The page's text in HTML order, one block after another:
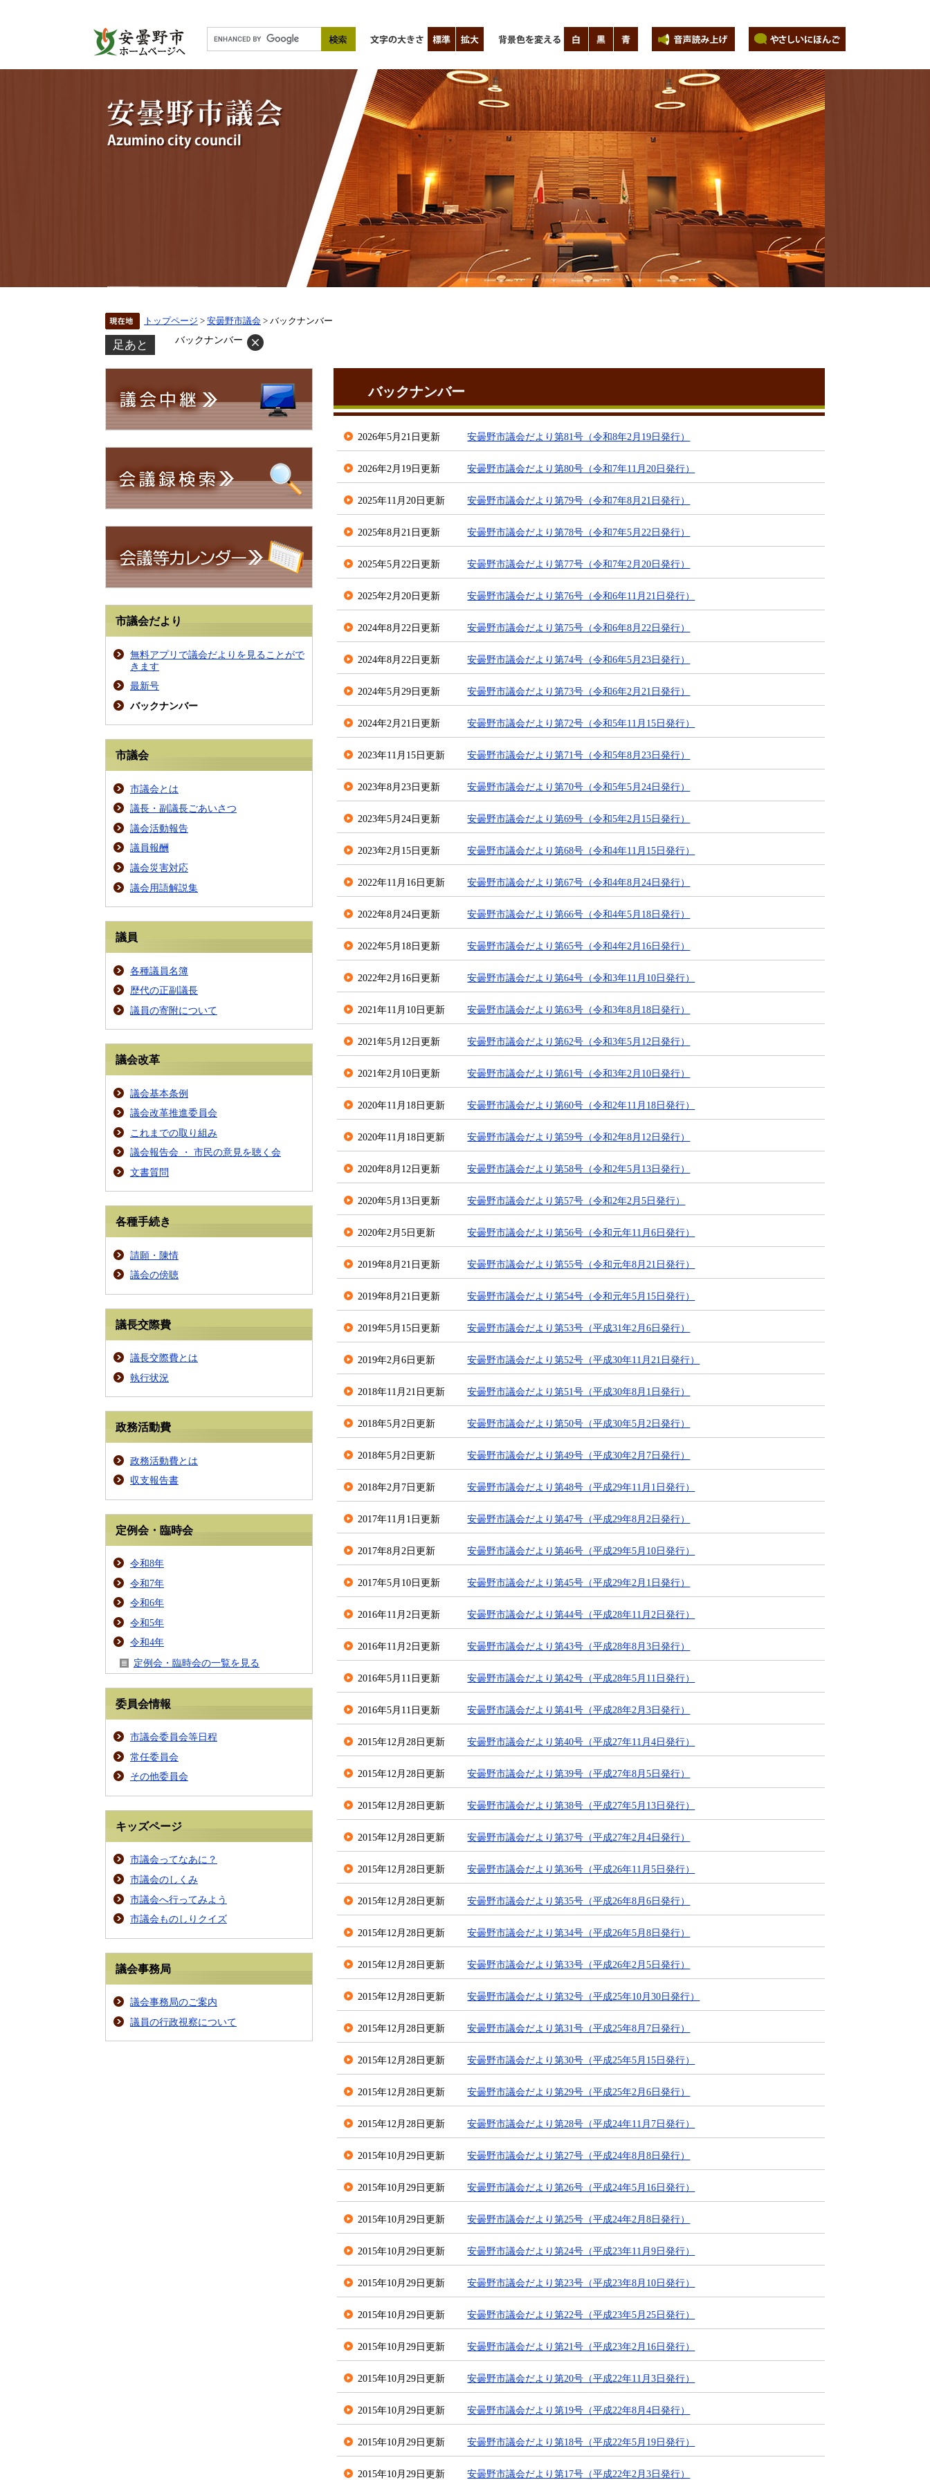
トップページ > 安曇野市議会 > バックナンバー
足あと バックナンバー
バックナンバー
2026年5月21日更新 安曇野市議会だより第81号（令和8年2月19日発行）
2026年2月19日更新 安曇野市議会だより第80号（令和7年11月20日発行）
2025年11月20日更新 安曇野市議会だより第79号（令和7年8月21日発行）
2025年8月21日更新 安曇野市議会だより第78号（令和7年5月22日発行）
2025年5月22日更新 安曇野市議会だより第77号（令和7年2月20日発行）
2025年2月20日更新 安曇野市議会だより第76号（令和6年11月21日発行）
2024年8月22日更新 安曇野市議会だより第75号（令和6年8月22日発行）
2024年8月22日更新 安曇野市議会だより第74号（令和6年5月23日発行）
2024年5月29日更新 安曇野市議会だより第73号（令和6年2月21日発行）
2024年2月21日更新 安曇野市議会だより第72号（令和5年11月15日発行）
2023年11月15日更新 安曇野市議会だより第71号（令和5年8月23日発行）
2023年8月23日更新 安曇野市議会だより第70号（令和5年5月24日発行）
2023年5月24日更新 安曇野市議会だより第69号（令和5年2月15日発行）
2023年2月15日更新 安曇野市議会だより第68号（令和4年11月15日発行）
2022年11月16日更新 安曇野市議会だより第67号（令和4年8月24日発行）
2022年8月24日更新 安曇野市議会だより第66号（令和4年5月18日発行）
2022年5月18日更新 安曇野市議会だより第65号（令和4年2月16日発行）
2022年2月16日更新 安曇野市議会だより第64号（令和3年11月10日発行）
2021年11月10日更新 安曇野市議会だより第63号（令和3年8月18日発行）
2021年5月12日更新 安曇野市議会だより第62号（令和3年5月12日発行）
2021年2月10日更新 安曇野市議会だより第61号（令和3年2月10日発行）
2020年11月18日更新 安曇野市議会だより第60号（令和2年11月18日発行）
2020年11月18日更新 安曇野市議会だより第59号（令和2年8月12日発行）
2020年8月12日更新 安曇野市議会だより第58号（令和2年5月13日発行）
2020年5月13日更新 安曇野市議会だより第57号（令和2年2月5日発行）
2020年2月5日更新 安曇野市議会だより第56号（令和元年11月6日発行）
2019年8月21日更新 安曇野市議会だより第55号（令和元年8月21日発行）
2019年8月21日更新 安曇野市議会だより第54号（令和元年5月15日発行）
2019年5月15日更新 安曇野市議会だより第53号（平成31年2月6日発行）
2019年2月6日更新 安曇野市議会だより第52号（平成30年11月21日発行）
2018年11月21日更新 安曇野市議会だより第51号（平成30年8月1日発行）
2018年5月2日更新 安曇野市議会だより第50号（平成30年5月2日発行）
2018年5月2日更新 安曇野市議会だより第49号（平成30年2月7日発行）
2018年2月7日更新 安曇野市議会だより第48号（平成29年11月1日発行）
2017年11月1日更新 安曇野市議会だより第47号（平成29年8月2日発行）
2017年8月2日更新 安曇野市議会だより第46号（平成29年5月10日発行）
2017年5月10日更新 安曇野市議会だより第45号（平成29年2月1日発行）
2016年11月2日更新 安曇野市議会だより第44号（平成28年11月2日発行）
2016年11月2日更新 安曇野市議会だより第43号（平成28年8月3日発行）
2016年5月11日更新 安曇野市議会だより第42号（平成28年5月11日発行）
2016年5月11日更新 安曇野市議会だより第41号（平成28年2月3日発行）
2015年12月28日更新 安曇野市議会だより第40号（平成27年11月4日発行）
2015年12月28日更新 安曇野市議会だより第39号（平成27年8月5日発行）
2015年12月28日更新 安曇野市議会だより第38号（平成27年5月13日発行）
2015年12月28日更新 安曇野市議会だより第37号（平成27年2月4日発行）
2015年12月28日更新 安曇野市議会だより第36号（平成26年11月5日発行）
2015年12月28日更新 安曇野市議会だより第35号（平成26年8月6日発行）
2015年12月28日更新 安曇野市議会だより第34号（平成26年5月8日発行）
2015年12月28日更新 安曇野市議会だより第33号（平成26年2月5日発行）
2015年12月28日更新 安曇野市議会だより第32号（平成25年10月30日発行）
2015年12月28日更新 安曇野市議会だより第31号（平成25年8月7日発行）
2015年12月28日更新 安曇野市議会だより第30号（平成25年5月15日発行）
2015年12月28日更新 安曇野市議会だより第29号（平成25年2月6日発行）
2015年12月28日更新 安曇野市議会だより第28号（平成24年11月7日発行）
2015年10月29日更新 安曇野市議会だより第27号（平成24年8月8日発行）
2015年10月29日更新 安曇野市議会だより第26号（平成24年5月16日発行）
2015年10月29日更新 安曇野市議会だより第25号（平成24年2月8日発行）
2015年10月29日更新 安曇野市議会だより第24号（平成23年11月9日発行）
2015年10月29日更新 安曇野市議会だより第23号（平成23年8月10日発行）
2015年10月29日更新 安曇野市議会だより第22号（平成23年5月25日発行）
2015年10月29日更新 安曇野市議会だより第21号（平成23年2月16日発行）
2015年10月29日更新 安曇野市議会だより第20号（平成22年11月3日発行）
2015年10月29日更新 安曇野市議会だより第19号（平成22年8月4日発行）
2015年10月29日更新 安曇野市議会だより第18号（平成22年5月19日発行）
2015年10月29日更新 安曇野市議会だより第17号（平成22年2月3日発行）
市議会だより
無料アプリで議会だよりを見ることがで
きます
最新号
バックナンバー
市議会
市議会とは
議長・副議長ごあいさつ
議会活動報告
議員報酬
議会災害対応
議会用語解説集
議員
各種議員名簿
歴代の正副議長
議員の寄附について
議会改革
議会基本条例
議会改革推進委員会
これまでの取り組み
議会報告会 ・ 市民の意見を聴く会
文書質問
各種手続き
請願・陳情
議会の傍聴
議長交際費
議長交際費とは
執行状況
政務活動費
政務活動費とは
収支報告書
定例会・臨時会
令和8年
令和7年
令和6年
令和5年
令和4年
定例会・臨時会の一覧を見る
委員会情報
市議会委員会等日程
常任委員会
その他委員会
キッズページ
市議会ってなあに？
市議会のしくみ
市議会へ行ってみよう
市議会ものしりクイズ
議会事務局
議会事務局のご案内
議員の行政視察について